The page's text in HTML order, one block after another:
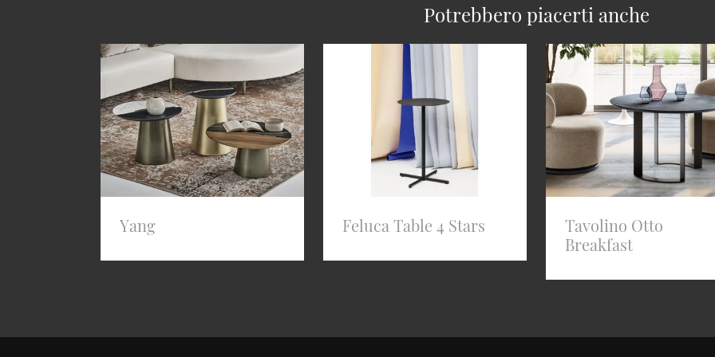
Potrebbero piacerti anche
Yang Feluca Table 4 Stars
Tavolino Otto
Breakfast